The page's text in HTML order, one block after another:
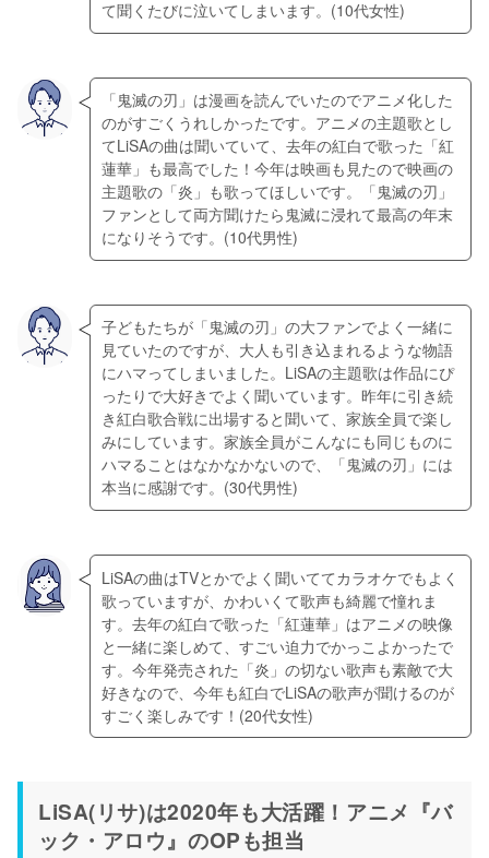
「鬼滅の刃」は漫画を読んでいたのでアニメ化した
のがすごくうれしかったです。アニメの主題歌とし
てLiSAの曲は聞いていて、去年の紅白で歌った「紅
蓮華」も最高でした！今年は映画も見たので映画の
主題歌の「炎」も歌ってほしいです。「鬼滅の刃」
ファンとして両方聞けたら鬼滅に浸れて最高の年末
子どもたちが「鬼滅の刃」の大ファンでよく一緒に
見ていたのですが、大人も引き込まれるような物語
にハマってしまいました。LiSAの主題歌は作品にぴ
ったりで大好きでよく聞いています。昨年に引き続
き紅白歌合戦に出場すると聞いて、家族全員で楽し
みにしています。家族全員がこんなにも同じものに
ハマることはなかなかないので、「鬼滅の刃」には
LiSAの曲はTVとかでよく聞いててカラオケでもよく
歌っていますが、かわいくて歌声も綺麗で憧れま
す。去年の紅白で歌った「紅蓮華」はアニメの映像
と一緒に楽しめて、すごい迫力でかっこよかったで
す。今年発売された「炎」の切ない歌声も素敵で大
好きなので、今年も紅白でLiSAの歌声が聞けるのが
LiSA(リサ)は2020年も大活躍！アニメ『バ
ック・アロウ』のOPも担当